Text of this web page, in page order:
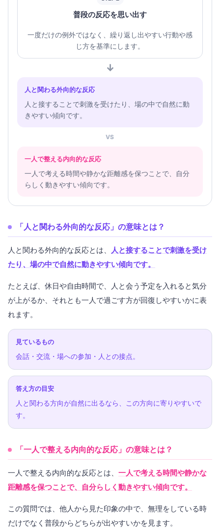
普段の反応を思い出す
一度だけの例外ではなく、繰り返し出やすい行動や感
じ方を基準にします。
↓
人と関わる外向的な反応
人と接することで刺激を受けたり、場の中で自然に動
きやすい傾向です。
VS
一人で整える内向的な反応
一人で考える時間や静かな距離感を保つことで、自分
らしく動きやすい傾向です。
「人と関わる外向的な反応」の意味とは？
人と関わる外向的な反応とは、
人と接することで刺激を受け
たり、場の中で自然に動きやすい傾向です。
たとえば、休日や自由時間で、人と会う予定を入れると気分
が上がるか、それとも一人で過ごす方が回復しやすいかに表
れます。
見ているもの
会話・交流・場への参加・人との接点。
答え方の目安
人と関わる方向が自然に出るなら、この方向に寄りやすいで
す。
「一人で整える内向的な反応」の意味とは？
一人で整える内向的な反応とは、 一人で考える時間や静かな
距離感を保つことで、自分らしく動きやすい傾向です。
この質問では、他人から見た印象の中で、無理をしている時
だけでなく普段からどちらが出やすいかを見ます。